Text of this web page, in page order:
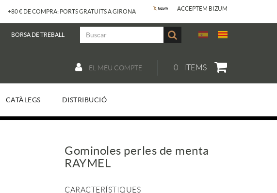
+80 € DE COMPRA: PORTS GRATUÏTS A GIRONA ACCEPTEM BIZUM
BORSA DE TREBALL
0 ITEMS
EL MEU COMPTE
CATÀLEGS DISTRIBUCIÓ
Gominoles perles de menta
RAYMEL
CARACTERÍSTIQUES